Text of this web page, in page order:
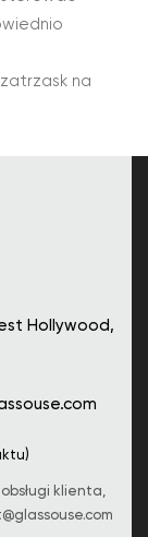
na
Hollywood,
klienta,